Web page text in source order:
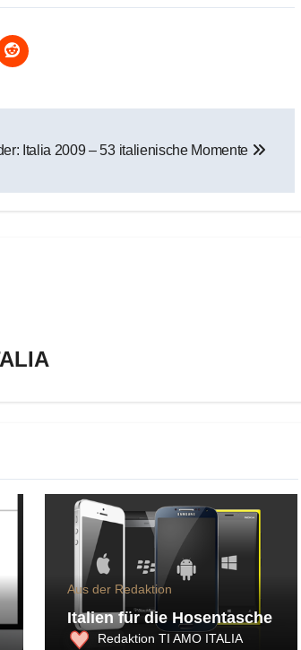
Italia 2009 – 53 italienische Momente
Aus der Redaktion
Italien für die Hosentasche
Redaktion TI AMO ITALIA